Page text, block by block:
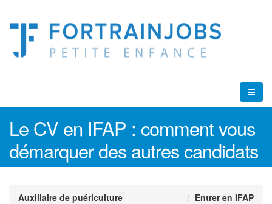
Le CV en IFAP : comment vous
démarquer des autres candidats
Auxiliaire de puériculture
Entrer en IFAP